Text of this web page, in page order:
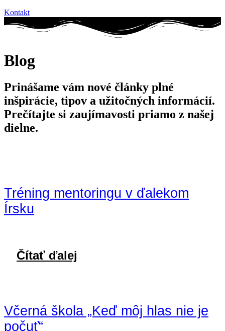
Kontakt
Blog
Prinášame vám nové články plné
inšpirácie, tipov a užitočných informácií.
Prečítajte si zaujímavosti priamo z našej
dielne.
Tréning mentoringu v ďalekom
Írsku
Čítať ďalej
Včerná škola „Keď môj hlas nie je
počuť“